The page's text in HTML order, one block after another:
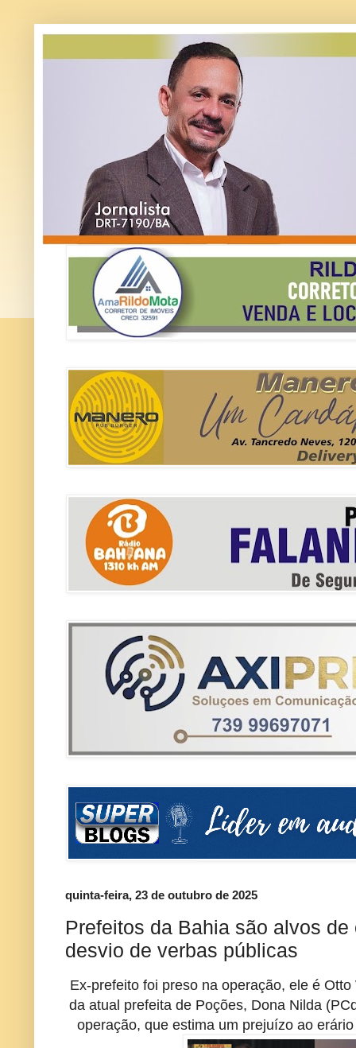
quinta-feira, 23 de outubro de 2025
Prefeitos da Bahia são alvos
desvio de verbas públicas
Ex-prefeito foi preso na operação, ele é
da atual prefeita de Poções, Dona Nilda
operação, que estima um prejuízo ao